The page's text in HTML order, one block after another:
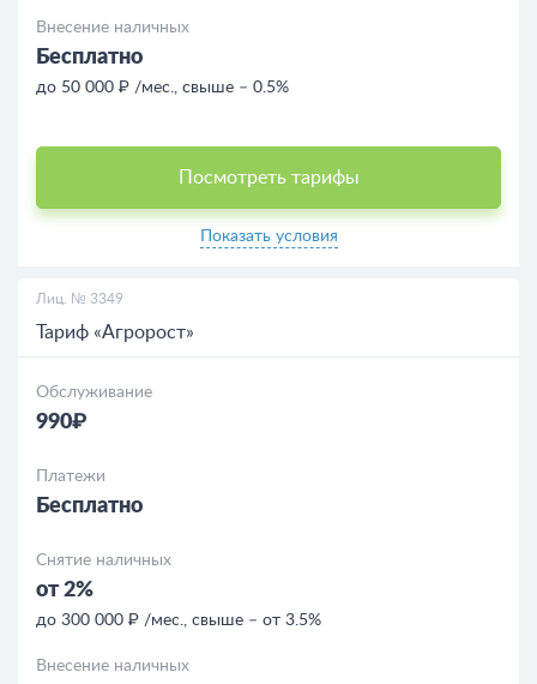
Внесение наличных
Бесплатно
до 50 000 ₽ /мес., свыше – 0.5%
Посмотреть тарифы
Показать условия
Лиц. № 3349
Тариф «Агророст»
Обслуживание
990₽
Платежи
Бесплатно
Снятие наличных
от 2%
до 300 000 ₽ /мес., свыше – от 3.5%
Внесение наличных